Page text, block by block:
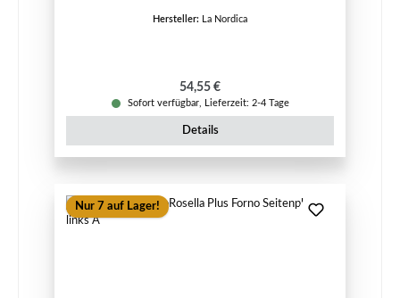
Hersteller: La Nordica
Regulärer Preis:
54,55 €
Sofort verfügbar, Lieferzeit: 2-4 Tage
Details
Nur 7 auf Lager!